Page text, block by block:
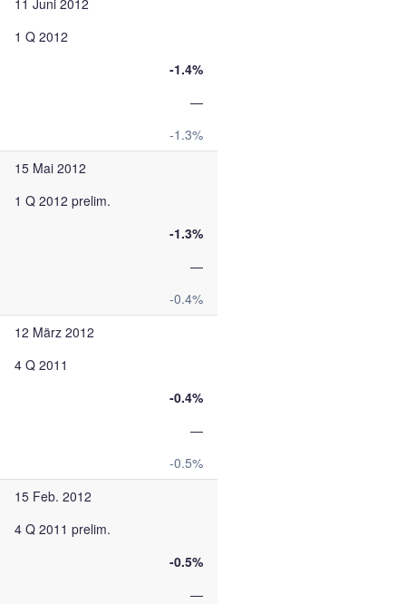
11 Juni 2012
1 Q 2012
-1.4%
—
-1.3%
15 Mai 2012
1 Q 2012 prelim.
-1.3%
—
-0.4%
12 März 2012
4 Q 2011
-0.4%
—
-0.5%
15 Feb. 2012
4 Q 2011 prelim.
-0.5%
—